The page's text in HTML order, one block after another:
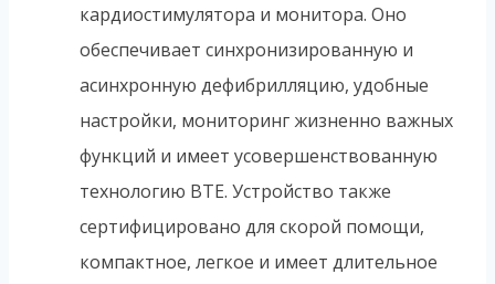
кардиостимулятора и монитора. Оно
обеспечивает синхронизированную и
асинхронную дефибрилляцию, удобные
настройки, мониторинг жизненно важных
функций и имеет усовершенствованную
технологию BTE. Устройство также
сертифицировано для скорой помощи,
компактное, легкое и имеет длительное